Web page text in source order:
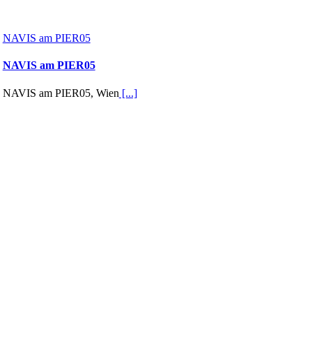
NAVIS am PIER05
NAVIS am PIER05
NAVIS am PIER05, Wien [...]